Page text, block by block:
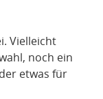
Vielleicht
noch ein
etwas für